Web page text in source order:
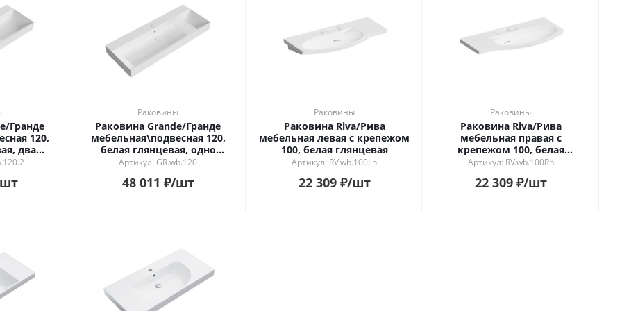
в интерьере
Гранде
120,
два
Раковины
Раковина Grande/Гранде
мебельная\подвесная 120,
белая глянцевая, одно
отверстие под смеситель
Артикул: GR.wb.120
48 011 ₽/шт
Раковины
Раковина Riva/Рива
мебельная левая с крепежом
100, белая глянцевая
Артикул: RV.wb.100Lh
22 309₽/шт
Раковины
Раковина Riva/Рива
мебельная правая с
крепежом 100, белая
глянцевая
Артикул: RV.wb.100Rh
22 309₽/шт